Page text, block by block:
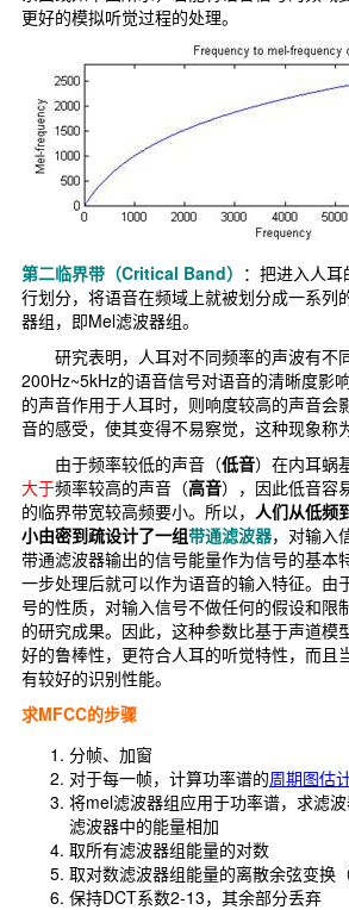
更好的模拟听觉过程的处理。
第二临界带（Critical Band） ：把进入人
行划分，将语音在频域上就被划分成一系列
器组，即Mel滤波器组。
研究表明，人耳对不同频率的声波有不同
200Hz~5kHz的语音信号对语音的清晰度影
的声音作用于人耳时，则响度较高的声音会
音的感受，使其变得不易察觉，这种现象称
由于频率较低的声音（低音）在内耳蜗
大于频率较高的声音（高音），因此低音容
的临界带宽较高频要小。所以， 人们从低频
小由密到疏设计了一组带通滤波器，对输入
带通滤波器输出的信号能量作为信号的基本
一步处理后就可以作为语音的输入特征。由
号的性质，对输入信号不做任何的假设和限
的研究成果。因此，这种参数比基于声道模
好的鲁棒性，更符合人耳的听觉特性，而且
有较好的识别性能。
求MFCC的步骤
分帧、加窗
对于每一帧，计算功率谱的周期图估
将mel滤波器组应用于功率谱，求滤
滤波器中的能量相加
取所有滤波器组能量的对数
取对数滤波器组能量的离散余弦变换
保持DCT系数2-13，其余部分丢弃